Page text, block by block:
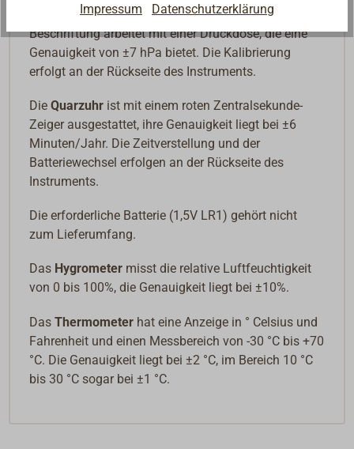
Das klassischeBarometermit englischer
Beschriftung arbeitet mit einer Druckdose, die eine
Genauigkeit von ±7 hPa bietet. Die Kalibrierung
erfolgt an der Rückseite des Instruments.
DieQuarzuhr ist mit einem roten Zentralsekunde-
Zeiger ausgestattet, ihre Genauigkeit liegt bei ±6
Minuten/Jahr. Die Zeitverstellung und der
Batteriewechsel erfolgen an der Rückseite des
Instruments.
Die erforderliche Batterie (1,5V LR1) gehört nicht
zum Lieferumfang.
Das Hygrometer misst die relative Luftfeuchtigkeit
von 0 bis 100%, die Genauigkeit liegt bei ±10%.
DasThermometer hat eine Anzeige in ° Celsius und
Fahrenheit und einen Messbereich von -30 °C bis +70
°C. Die Genauigkeit liegt bei ±2 °C, im Bereich 10 °C
bis 30 °C sogar bei ±1 °C.
Impressum Datenschutzerklärung